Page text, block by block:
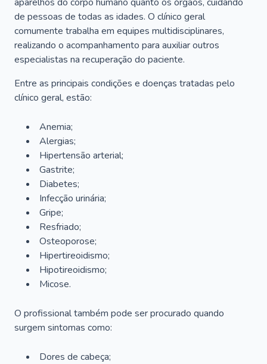
de pessoas de todas as idades. O clínico geral
comumente trabalha em equipes multidisciplinares,
realizando o acompanhamento para auxiliar outros
especialistas na recuperação do paciente.
Entre as principais condições e doenças tratadas pelo
clínico geral, estão:
Anemia;
Alergias;
Hipertensão arterial;
Gastrite;
Diabetes;
Infecção urinária;
Gripe;
Resfriado;
Osteoporose;
Hipertireoidismo;
Hipotireoidismo;
Micose.
O profissional também pode ser procurado quando
surgem sintomas como:
Dores de cabeça;